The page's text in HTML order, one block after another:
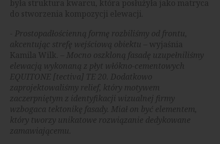
była struktura kwarcu, która posłużyła jako matryca
do stworzenia kompozycji elewacji.
Prostopadłościenną formę rozbiliśmy od frontu,
akcentując strefę wejściową obiektu – wyjaśnia
Kamila Wilk. – Mocno oszkloną fasadę uzupełniliśmy
elewacją wykonaną z płyt włókno-cementowych
EQUITONE [tectiva] TE 20. Dodatkowo
zaprojektowaliśmy relief, który motywem
zaczerpniętym z identyfikacji wizualnej firmy
wzbogaca tektonikę fasady. Miał on być elementem,
który tworzy unikatowe rozwiązanie dedykowane
zamawiającemu.